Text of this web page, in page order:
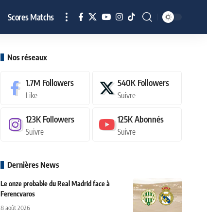
Scores Matchs
Nos réseaux
1.7M Followers
Like
540K Followers
Suivre
123K Followers
Suivre
125KAbonnés
Suivre
Dernières News
Le onze probable du Real Madrid face à
Ferencvaros
8 août 2026